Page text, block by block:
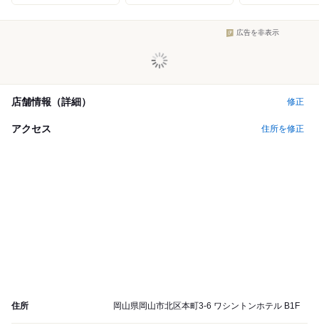
広告を非表示
店舗情報（詳細） 修正
アクセス 住所を修正
住所 岡山県岡山市北区本町3-6 ワシントンホテル B1F